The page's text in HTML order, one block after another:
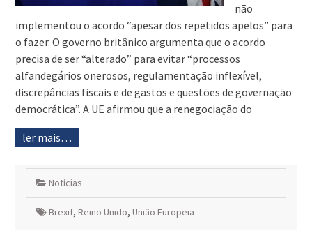
não
implementou o acordo “apesar dos repetidos apelos” para
o fazer. O governo britânico argumenta que o acordo
precisa de ser “alterado” para evitar “processos
alfandegários onerosos, regulamentação inflexível,
discrepâncias fiscais e de gastos e questões de governação
democrática”. A UE afirmou que a renegociação do
ler mais…
Notícias
Brexit, Reino Unido, União Europeia